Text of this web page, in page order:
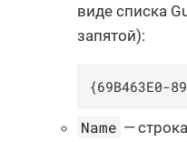
виде списка
запятой):
{69B463E0-
Name —